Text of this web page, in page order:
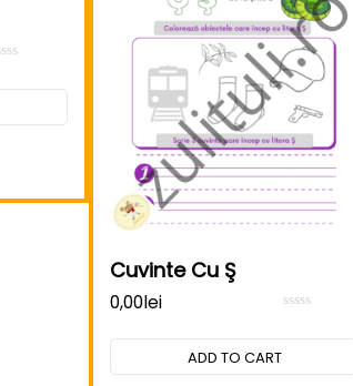
Cuvinte Cu Ş
5
0,00lei
ADD TO CART